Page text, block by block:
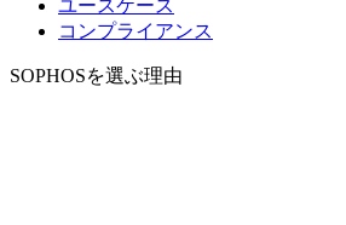
ユースケース
コンプライアンス
SOPHOSを選ぶ理由